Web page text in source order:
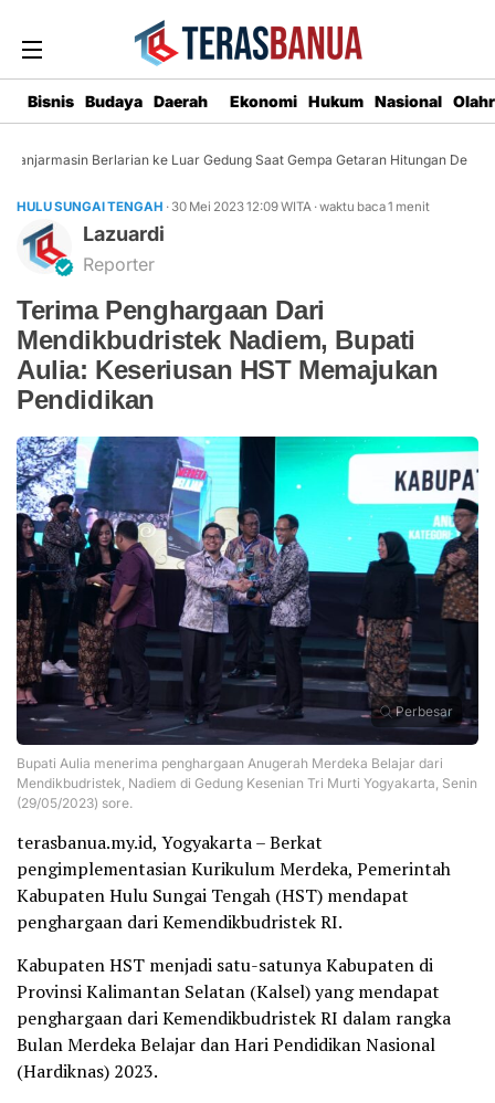
Bisnis Budaya Daerah Ekonomi Hukum Nasional
Berlarian ke Luar Gedung Saat Gempa Getaran Hitungan Detik
HULU SUNGAI TENGAH · 30 Mei 202312:09WITA ·waktu baca 1 menit
Lazuardi
Reporter
Terima Penghargaan Dari
Mendikbudristek Nadiem, Bupati
Aulia: Keseriusan HST Memajukan
Pendidikan
Perbesar
Bupati Aulia menerima penghargaan Anugerah Merdeka Belajar dari
Mendikbudristek, Nadiem di Gedung Kesenian Tri Murti Yogyakarta, Senin
(29/05/2023) sore.
terasbanua.my.id, Yogyakarta – Berkat
pengimplementasian Kurikulum Merdeka, Pemerintah
Kabupaten Hulu Sungai Tengah (HST) mendapat
penghargaan dari Kemendikbudristek RI.
Kabupaten HST menjadi satu-satunya Kabupaten di
Provinsi Kalimantan Selatan (Kalsel) yang mendapat
penghargaan dari Kemendikbudristek RI dalam rangka
Bulan Merdeka Belajar dan Hari Pendidikan Nasional
(Hardiknas) 2023.